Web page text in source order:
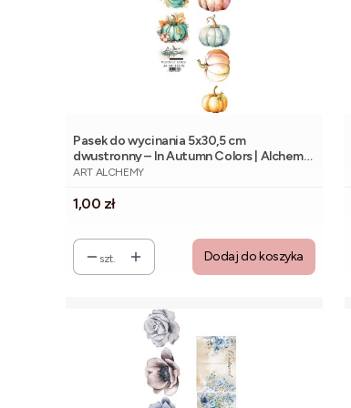
Pasek do wycinania 5x30,5 cm
dwustronny – In Autumn Colors | Alchemy
of Art
PRODUCENT
ART ALCHEMY
Cena
1,00 zł
szt. Dodaj do koszyka